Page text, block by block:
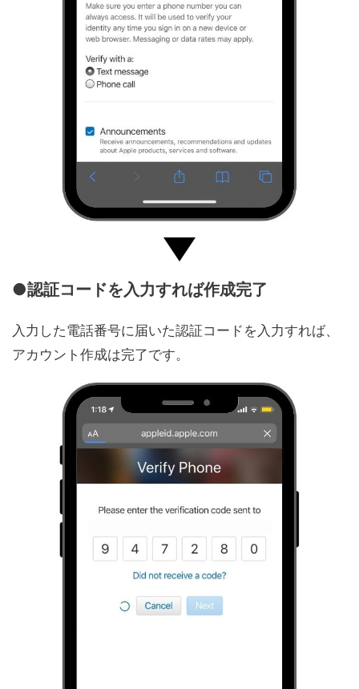
●認証コードを入力すれば作成完了
入力した電話番号に届いた認証コードを入力すれば、
アカウント作成は完了です。